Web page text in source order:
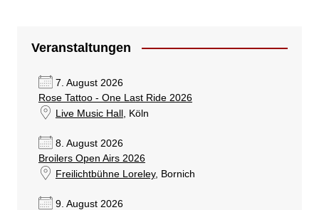
Veranstaltungen
7. August 2026
Rose Tattoo - One Last Ride 2026
Live Music Hall, Köln
8. August 2026
Broilers Open Airs 2026
Freilichtbühne Loreley, Bornich
9. August 2026